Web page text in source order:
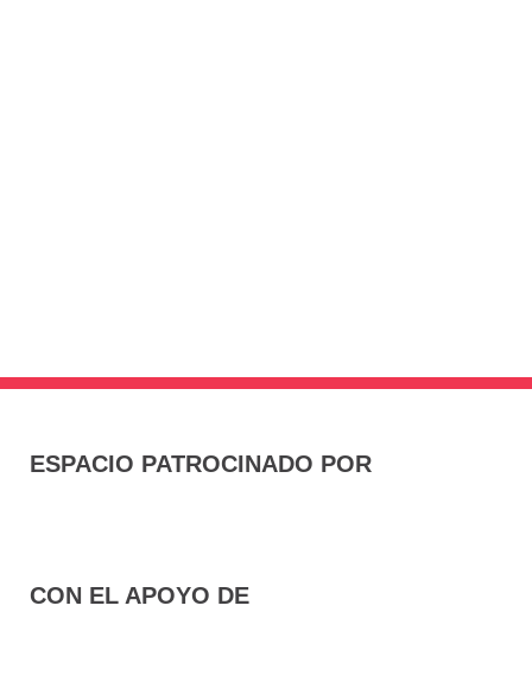
ESPACIO PATROCINADO POR
CON EL APOYO DE